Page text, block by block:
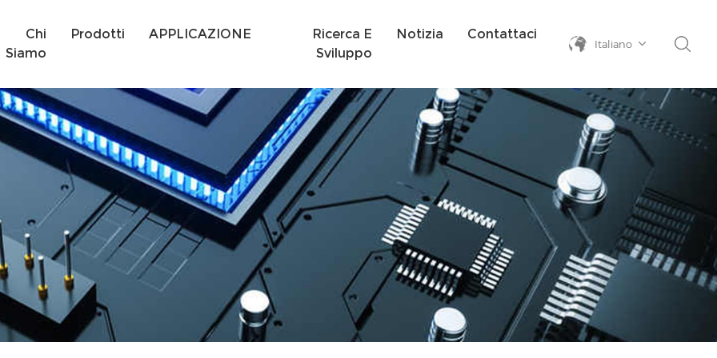
Chi
Siamo
Prodotti APPLICAZIONE
Ricerca E
Sviluppo
Notizia Contattaci
Italiano